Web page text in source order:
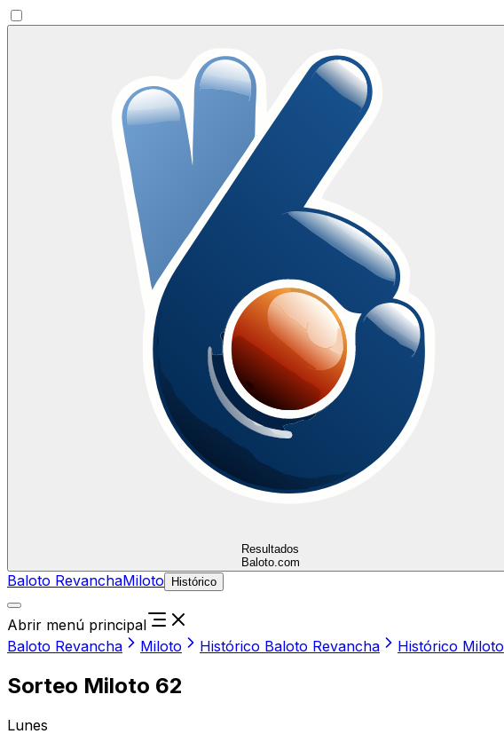
Resultados
Baloto.com
Baloto RevanchaMiloto Histórico
Abrir menú principal
Baloto Revancha
Miloto Histórico Baloto Revancha Histórico Miloto
Sorteo Miloto 62
Lunes